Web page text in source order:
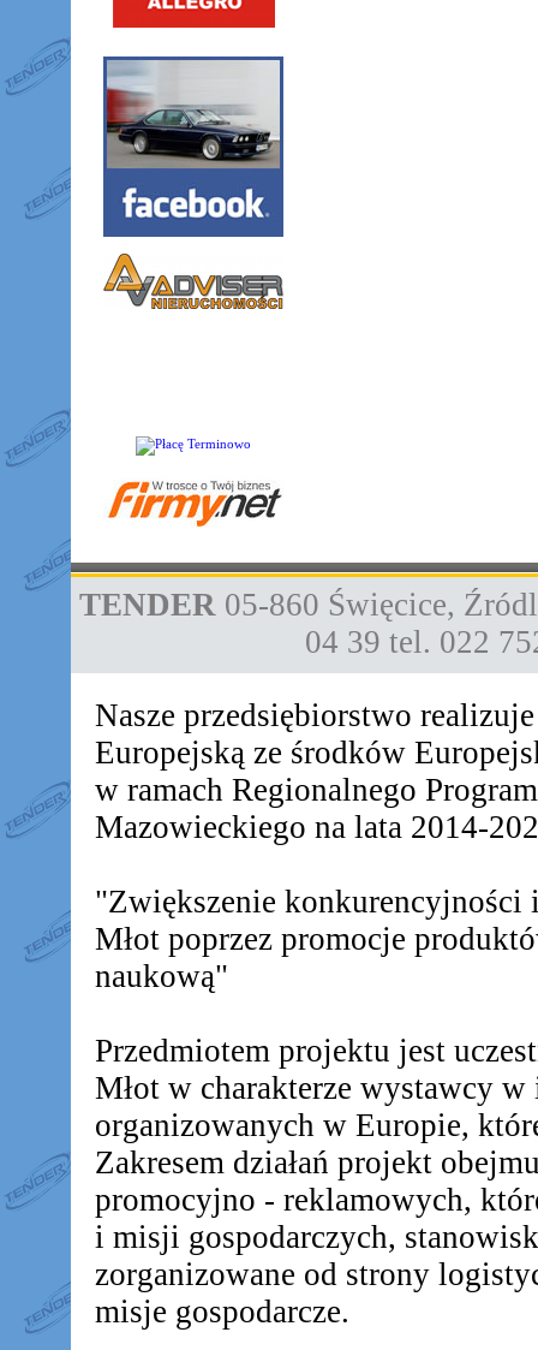
TENDER 05-860 Święcice,
04 39 tel. 022
Nasze przedsiębiorstwo
Europejską ze środków
w ramach Regionalnego
Mazowieckiego na lata 2014-
"Zwiększenie
Młot poprzez promocje
naukową"
Przedmiotem projektu jest
Młot w charakterze wystawcy
organizowanych w Europie,
Zakresem działań projekt
promocyjno - reklamowych,
i misji gospodarczych,
zorganizowane od strony
misje gospodarcze.